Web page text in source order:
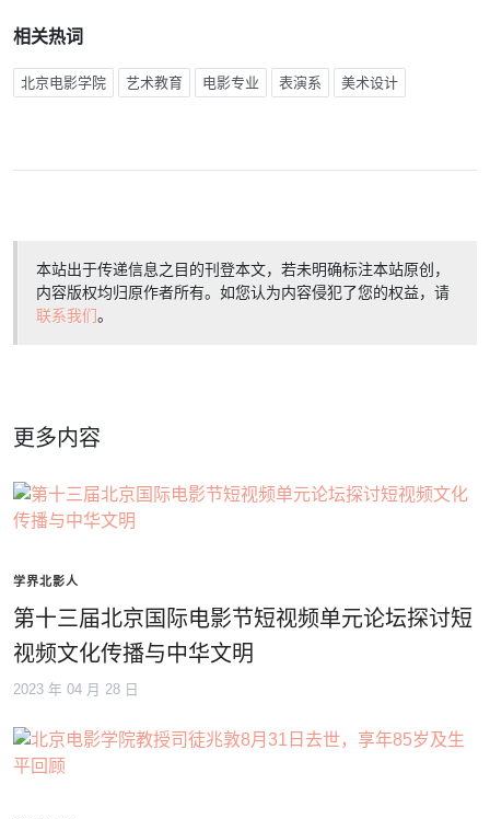
相关热词
北京电影学院 艺术教育 电影专业 表演系 美术设计
本站出于传递信息之目的刊登本文，若未明确标注本站原创，
内容版权均归原作者所有。如您认为内容侵犯了您的权益，请
联系我们。
更多内容
学界北影人
第十三届北京国际电影节短视频单元论坛探讨短
视频文化传播与中华文明
2023 年 04 月 28 日